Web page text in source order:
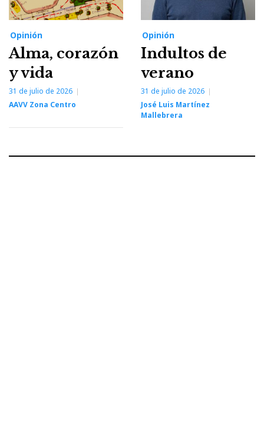
Opinión
Alma, corazón
y vida
31 de julio de 2026
AAVV Zona Centro
Opinión
Indultos de
verano
31 de julio de 2026
José Luis Martínez
Mallebrera